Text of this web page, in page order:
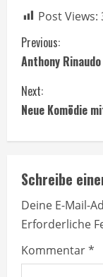
Post Views:
C
o
n
t
i
n
u
e
Previous:
Anthony
Next:
Neue Komödie
Schreibe
Deine E-Mail-
Erforderliche
Kommentar*